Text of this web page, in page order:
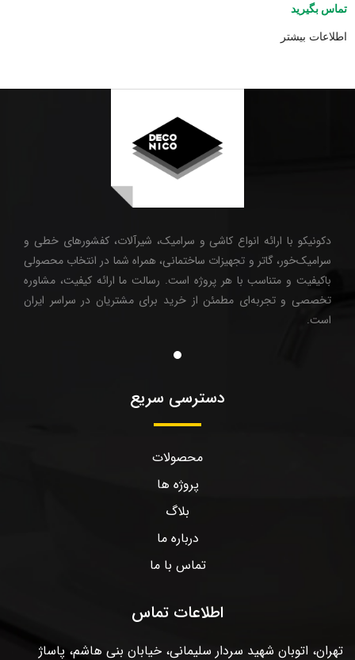
تماس بگیرید
اطلاعات بیشتر
دکونیکو با ارائه انواع کاشی و سرامیک، شیرآلات، کفشورهای خطی و
سرامیک‌خور، گاتر و تجهیزات ساختمانی، همراه شما در انتخاب محصولی
باکیفیت و متناسب با هر پروژه است. رسالت ما ارائه کیفیت، مشاوره
تخصصی و تجربه‌ای مطمئن از خرید برای مشتریان در سراسر ایران
است.
دسترسی سریع
محصولات
پروژه ها
بلاگ
درباره ما
تماس با ما
اطلاعات تماس
تهران، اتوبان شهید سردار سلیمانی، خیابان بنی هاشم، پاساژ